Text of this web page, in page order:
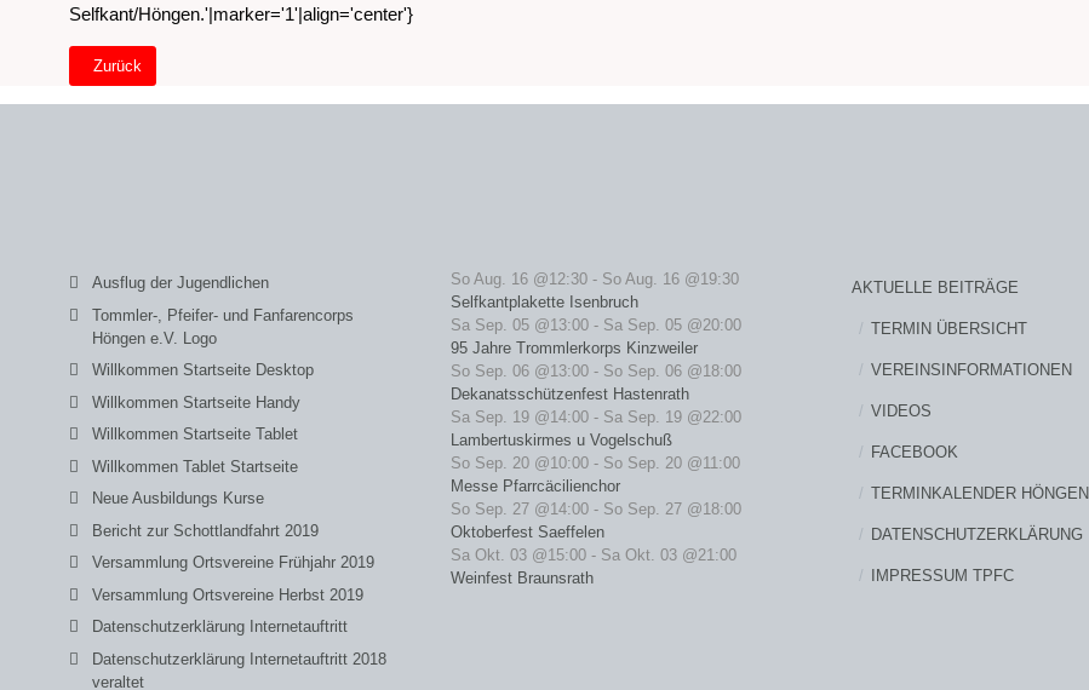
Selfkant/Höngen.'|marker='1'|align='center'}
Vorheriger Beitrag: Datenschutzerklärung Internetauftritt
Zurück
Ausflug der Jugendlichen
Tommler-, Pfeifer- und Fanfarencorps
Höngen e.V. Logo
Willkommen Startseite Desktop
Willkommen Startseite Handy
Willkommen Startseite Tablet
Willkommen Tablet Startseite
Neue Ausbildungs Kurse
Bericht zur Schottlandfahrt 2019
Versammlung Ortsvereine Frühjahr 2019
Versammlung Ortsvereine Herbst 2019
Datenschutzerklärung Internetauftritt
Datenschutzerklärung Internetauftritt 2018
veraltet
So Aug. 16 @12:30 - So Aug. 16 @19:30
Selfkantplakette Isenbruch
Sa Sep. 05 @13:00 - Sa Sep. 05 @20:00
95 Jahre Trommlerkorps Kinzweiler
So Sep. 06 @13:00 - So Sep. 06 @18:00
Dekanatsschützenfest Hastenrath
Sa Sep. 19 @14:00 - Sa Sep. 19 @22:00
Lambertuskirmes u Vogelschuß
So Sep. 20 @10:00 - So Sep. 20 @11:00
Messe Pfarrcäcilienchor
So Sep. 27 @14:00 - So Sep. 27 @18:00
Oktoberfest Saeffelen
Sa Okt. 03 @15:00 - Sa Okt. 03 @21:00
Weinfest Braunsrath
AKTUELLE BEITRÄGE
TERMIN ÜBERSICHT
VEREINSINFORMATIONEN
VIDEOS
FACEBOOK
TERMINKALENDER HÖNGEN
DATENSCHUTZERKLÄRUNG
IMPRESSUM TPFC